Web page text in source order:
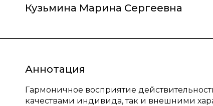
Кузьмина Марина Сергеевна
Аннотация
Гармоничное восприятие
качествами индивида, так и внешними